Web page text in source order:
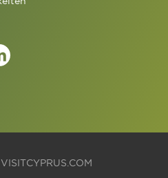
VISITCYPRUS.COM